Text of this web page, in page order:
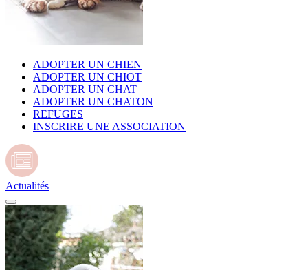
ADOPTER UN CHIEN
ADOPTER UN CHIOT
ADOPTER UN CHAT
ADOPTER UN CHATON
REFUGES
INSCRIRE UNE ASSOCIATION
Actualités